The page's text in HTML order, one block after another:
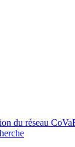
du réseau